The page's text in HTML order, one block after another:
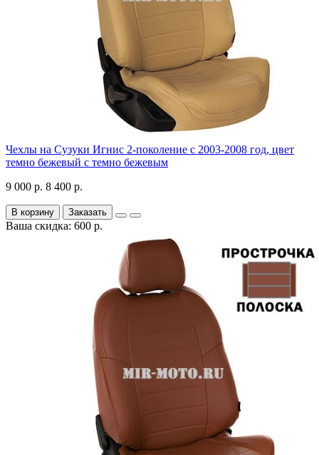
Чехлы на Сузуки Игнис 2-поколение с 2003-2008 год, цвет
темно бежевый с темно бежевым
9 000 р. 8 400 р.
В корзину Заказать
Ваша скидка: 600 р.